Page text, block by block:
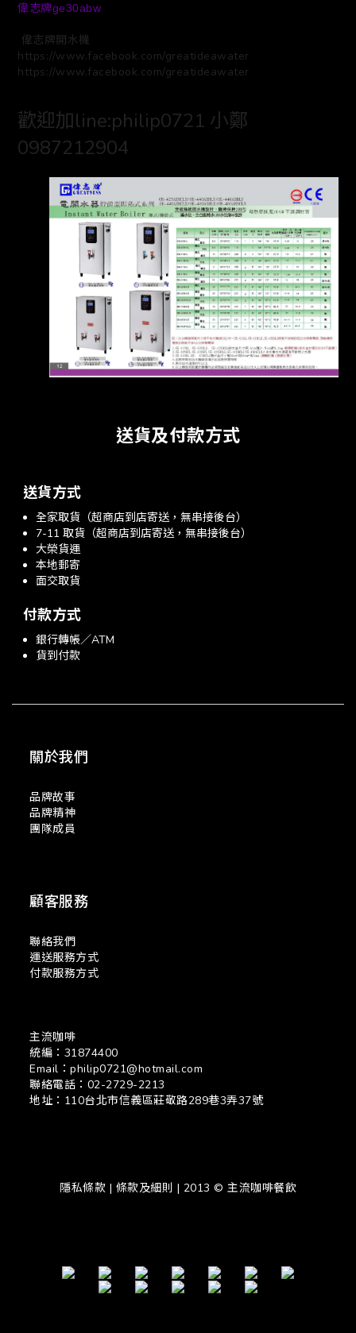
偉志牌ge30abw
偉志牌開水機
https://www.facebook.com/greatideawater
https://www.facebook.com/greatideawater
歡迎加line:philip0721 小鄭
0987212904
送貨及付款方式
送貨方式
全家取貨（超商店到店寄送，無串接後台）
7-11 取貨（超商店到店寄送，無串接後台）
大榮貨運
本地郵寄
面交取貨
付款方式
銀行轉帳／ATM
貨到付款
關於我們
品牌故事
品牌精神
團隊成員
顧客服務
聯絡我們
運送服務方式
付款服務方式
主流咖啡
統編：31874400
Email：philip0721@hotmail.com
聯絡電話：02-2729-2213
地址：110台北市信義區莊敬路289巷3弄37號
隱私條款 | 條款及細則 | 2013 © 主流咖啡餐飲